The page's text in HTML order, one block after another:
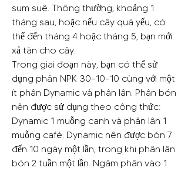
sum suê. Thông thường, khoảng 1
tháng sau, hoặc nếu cây quá yếu, có
thể đến tháng 4 hoặc tháng 5, bạn mới
xả tàn cho cây.
Trong giai đoạn này, bạn có thể sử
dụng phân NPK 30-10-10 cùng với một
ít phân Dynamic và phân lân. Phân bón
nên được sử dụng theo công thức:
Dynamic 1 muỗng canh và phân lân 1
muỗng café. Dynamic nên được bón 7
đến 10 ngày một lần, trong khi phân lân
bón 2 tuần một lần. Ngâm phân vào 1